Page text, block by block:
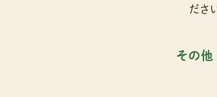
ださ
その他